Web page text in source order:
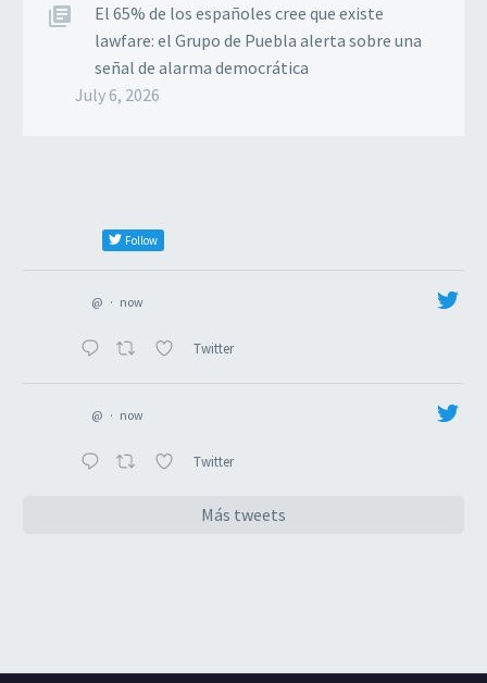
El 65% de los españoles cree que existe
lawfare: el Grupo de Puebla alerta sobre una
señal de alarma democrática
July 6, 2026
Follow
@ · now
Twitter
@ · now
Twitter
Más tweets